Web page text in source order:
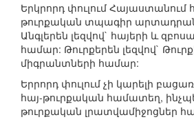
Երկրորդ փուլում Հայաստանում
թուրքական տպագիր
Անգլերեն լեզվով` հայերի և
համար: Թուրքերեն լեզվով`
միգրանտների համար:
Երրորդ փուլում չի կարելի
հայ-թուրքական համատեղ,
թուրքական լրատվամիջոցներ